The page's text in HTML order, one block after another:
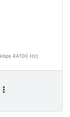
44100 Hz)